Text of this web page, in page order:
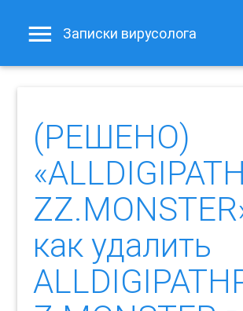
Записки вирусолога
(РЕШЕНО)
как удалить